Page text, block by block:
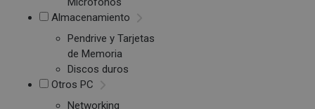
Almacenamiento
Pendrive y Tarjetas
de Memoria
Discos duros
Otros PC
Networking